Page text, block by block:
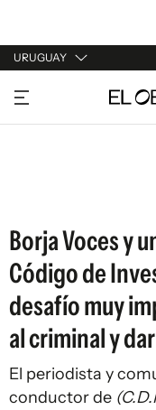
URUGUAY
URUGUAY
ARGENTINA
Borja Voces y
Código de
desafío muy
al criminal y
El periodista y
conductor de